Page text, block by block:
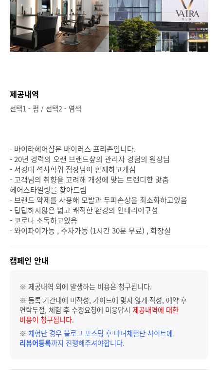
제공내역
선택1 - 펌 / 선택2 - 염색
- 바이라헤어샵은 바이러스 프리존입니다.
- 20년 경력의 오랜 브랜드샾의 관리자 경험의 원장님
- 서경대 석사학위 점장님이 함께하고계심
- 고객님의 취향을 고려해 개성에 맞는 트랜디한 맟춤
헤어스타일링를 찾아드림
- 브랜드 약제를 사용해 모발과 두피손상을 최소화하고있음
- 답답하지않은 넓고 쾌적한 환경의 인테리어구성
- 코로나 소독하고있음
- 와이파이가능 , 주차가능 (1시간 30분 무료) , 화장실
캠페인 안내
※ 제공내역 외에 발생하는 비용은 청구됩니다.
※ 등록 기간내에 미작성, 가이드에 맞지 않게 작성, 예약 후
연락두절, 체험 후 수정요청에 미응답시 제공내역에 대한
비용이 청구됩니다.
※ 체험단 경우 블로그 포스팅 후 마녀체험단 사이트에
리뷰어등록까지 진행해주셔야합니다.